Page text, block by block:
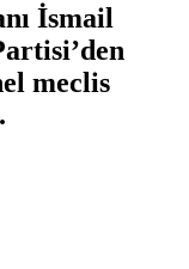
İsmail
meclis